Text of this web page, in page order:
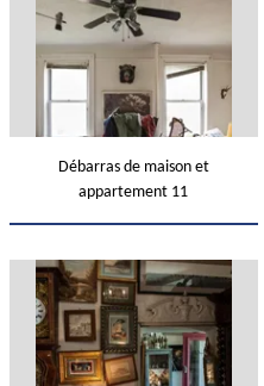
Débarras de maison et
appartement 11